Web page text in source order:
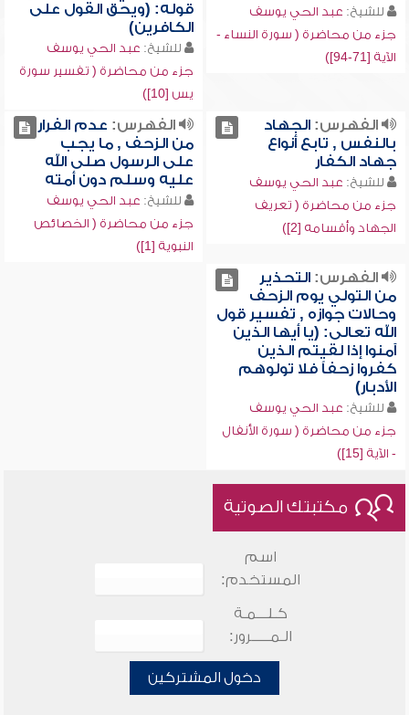
للشيخ: عبد الحي يوسف
جزء من محاضرة ( سورة النساء -
الآية [71-94])
قوله: (ويحق القول على
الكافرين)
للشيخ: عبد الحي يوسف
جزء من محاضرة ( تفسير سورة
يس [10])
الفهرس:الجهاد
بالنفس , تابع أنواع
جهاد الكفار
للشيخ: عبد الحي يوسف
جزء من محاضرة ( تعريف
الجهاد وأقسامه [2])
الفهرس: عدم الفرار
من الزحف , ما يجب
على الرسول صلى الله
عليه وسلم دون أمته
للشيخ: عبد الحي يوسف
جزء من محاضرة ( الخصائص
النبوية [1])
الفهرس:التحذير
من التولي يوم الزحف
وحالات جوازه , تفسير قول
الله تعالى: (يا أيها الذين
آمنوا إذا لقيتم الذين
كفروا زحفاً فلا تولوهم
الأدبار)
للشيخ: عبد الحي يوسف
جزء من محاضرة ( سورة الأنفال
- الآية [15])
مكتبتك الصوتية
اسم
المستخدم:
كـلـــمـة
الـمـــــرور:
دخول المشتركين